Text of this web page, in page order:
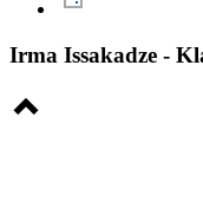
Irma Issakadze -